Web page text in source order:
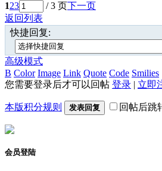
123 / 3 页下一页
返回列表
快捷回复:
高级模式
B Color Image Link Quote Code Smilies
您需要登录后才可以回帖 登录 | 立即
本版积分规则 发表回复 回帖后跳
会员登陆